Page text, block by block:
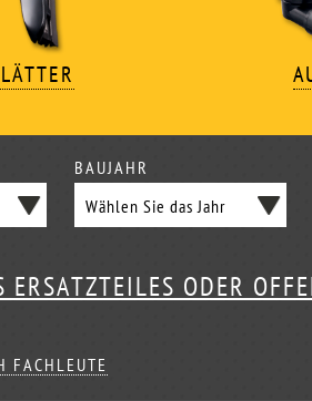
BAUJAHR
ODER
FACHLEUTE